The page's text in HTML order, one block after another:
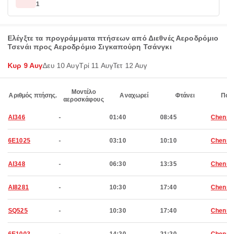
1
Ελέγξτε τα προγράμματα πτήσεων από Διεθνές Αεροδρόμιο
Τσενάι προς Αεροδρόμιο Σιγκαπούρη Τσάνγκι
Κυρ 9 ΑυγΔευ 10 ΑυγΤρί 11 ΑυγΤετ 12 Αυγ
Αριθμός πτήσης.
Μοντέλο
αεροσκάφους
Αναχωρεί Φτάνει
AI346 - 01:40 08:45
6E1025 - 03:10 10:10
AI348 - 06:30 13:35
AI8281 - 10:30 17:40
SQ525 - 10:30 17:40